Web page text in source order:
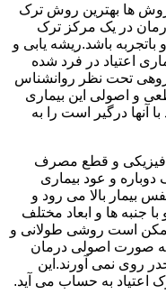
روش ها بهترین روش ترک
در یک مرکز ترک
باشد.ریشه یابی و
اعتیاد در فرد شده
تحت نظر روانشناس
و اصولی این بیماری
آنها درگیر است را به
فیزیکی و قطع مصرف
و عود بیماری
بیمار بالا می رود و
جنبه ها و ابعاد مختلف
است روشی طولانی و
به صورت اصولی درمان
روی نمی آورند.این
به حساب می آید.